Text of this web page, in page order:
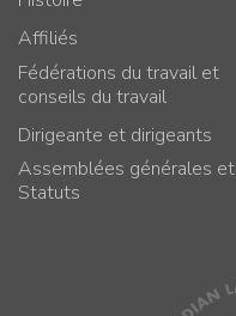
Affiliés
Fédérations du travail et
conseils du travail
Dirigeante et dirigeants
Assemblées générales et
Statuts